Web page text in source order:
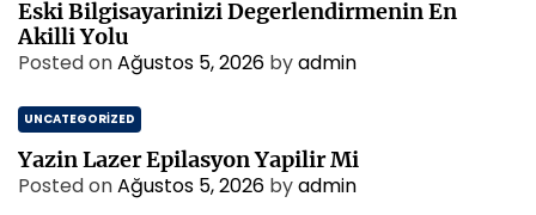
Eski Bilgisayarinizi Degerlendirmenin En
Akilli Yolu
Posted onAğustos 5, 2026 byadmin
UNCATEGORIZED
Yazin Lazer Epilasyon Yapilir Mi
Posted onAğustos 5, 2026 byadmin